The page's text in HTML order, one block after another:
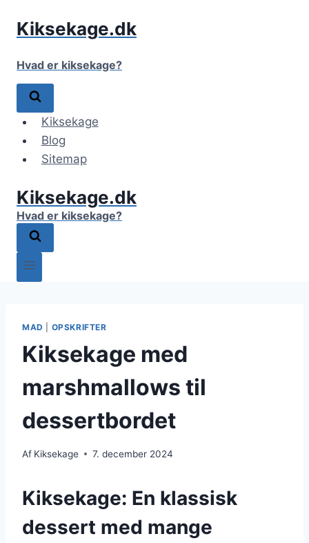
Kiksekage.dk
Hvad er kiksekage?
Kiksekage
Blog
Sitemap
Kiksekage.dk
Hvad er kiksekage?
MAD OPSKRIFTER
Kiksekage med
marshmallows til
dessertbordet
Af Kiksekage 7. december 2024
Kiksekage: En klassisk
dessert med mange